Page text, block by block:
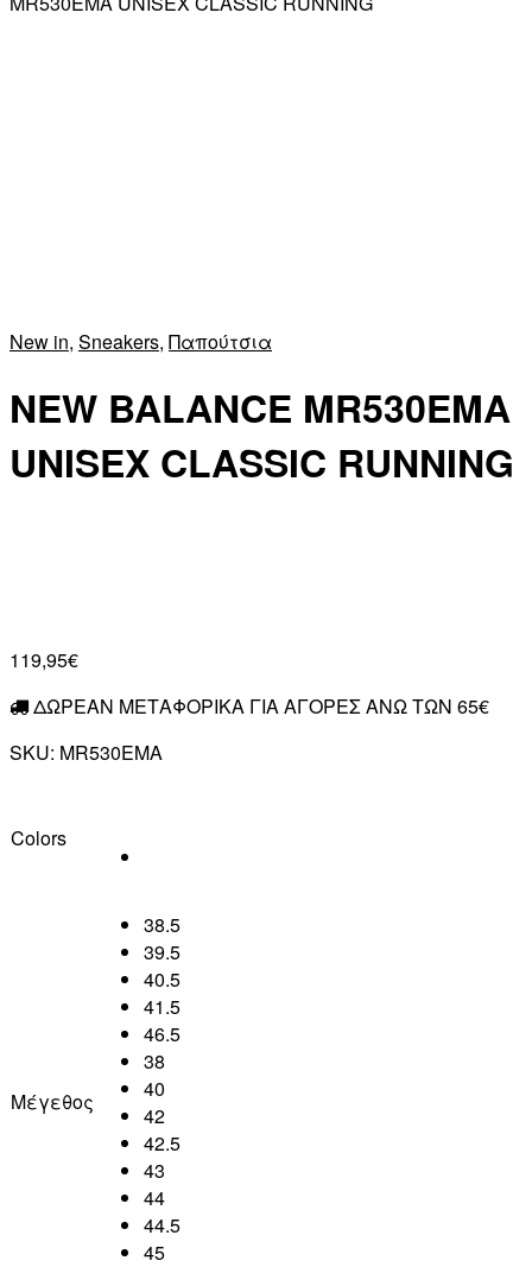
New in, Sneakers, Παπούτσια
NEW BALANCE MR530EMA
UNISEX CLASSIC RUNNING
119,95€
ΔΩΡΕΑΝ ΜΕΤΑΦΟΡΙΚΑ ΓΙΑ ΑΓΟΡΕΣ ΑΝΩ ΤΩΝ 65€
SKU: MR530EMA
Colors
Μέγεθος
38.5
39.5
40.5
41.5
46.5
38
40
42
42.5
43
44
44.5
45